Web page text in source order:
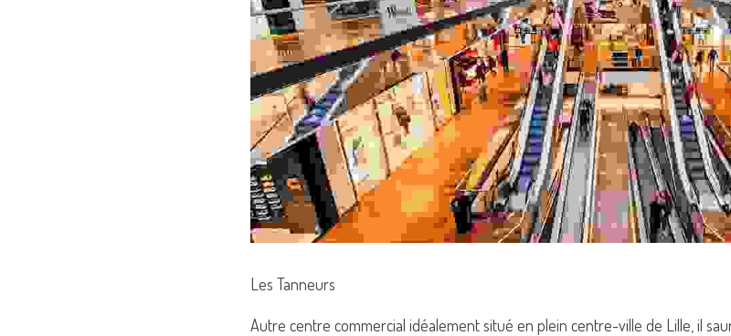
Les Tanneurs
Autre centre commercial idéalement situé en plein centre-ville de Lille, il